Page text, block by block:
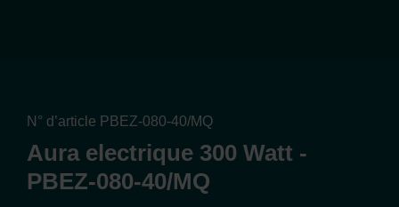
N° d’article PBEZ-080-40/MQ
Aura electrique 300 Watt -
PBEZ-080-40/MQ